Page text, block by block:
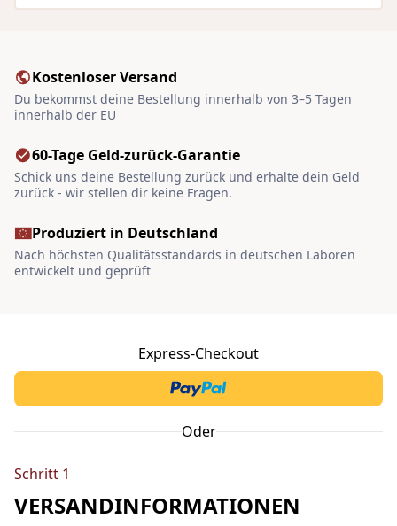
Kostenloser Versand
Du bekommst deine Bestellung innerhalb von 3–5 Tagen
innerhalb der EU
60-Tage Geld-zurück-Garantie
Schick uns deine Bestellung zurück und erhalte dein Geld
zurück - wir stellen dir keine Fragen.
Produziert in Deutschland
Nach höchsten Qualitätsstandards in deutschen Laboren
entwickelt und geprüft
Express-Checkout
Oder
Schritt 1
VERSANDINFORMATIONEN